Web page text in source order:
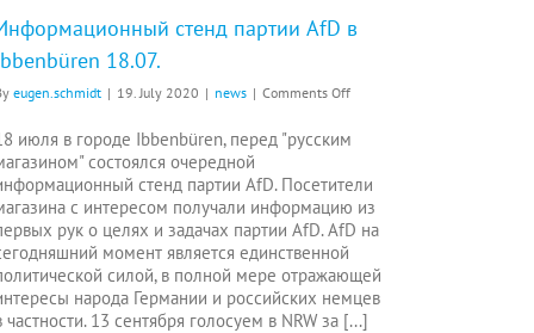
стенд партии AfD в
18.07.
eugen.schmidt | 19. July 2020 | news | Comments Offon
стенд
AfD
Ibbenbüren
18.07.
июля в городе Ibbenbüren, перед "русским
состоялся очередной
стенд партии AfD. Посетители
с интересом получали информацию из
рук о целях и задачах партии AfD. AfD на
момент является единственной
силой, в полной мере отражающей
народа Германии и российских немцев
частности. 13 сентября голосуем в NRW за [...]